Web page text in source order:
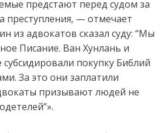
предстают перед судом за
преступления, — отмечает
из адвокатов сказал суду: “Мы
Писание. Ван Хунлань и
покупку Библий
За это они заплатили
призывают людей не